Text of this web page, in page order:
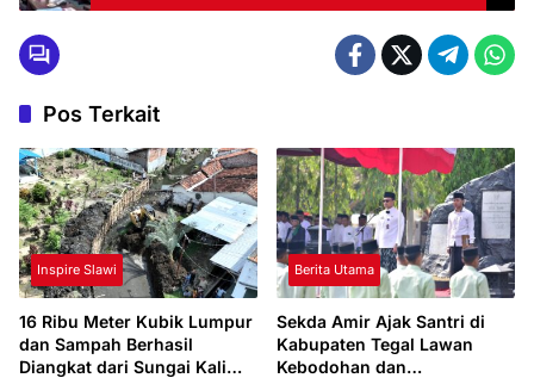
Pos Terkait
Inspire Slawi
16 Ribu Meter Kubik Lumpur
dan Sampah Berhasil
Diangkat dari Sungai Kali
Berita Utama
Sekda Amir Ajak Santri di
Kabupaten Tegal Lawan
Kebodohan dan